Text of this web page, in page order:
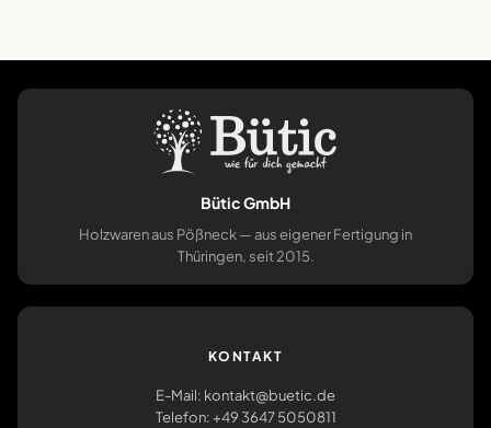
Bütic GmbH
Holzwaren aus Pößneck — aus eigener Fertigung in
Thüringen, seit 2015.
KONTAKT
E-Mail: kontakt@buetic.de
Telefon: +49 3647 5050811